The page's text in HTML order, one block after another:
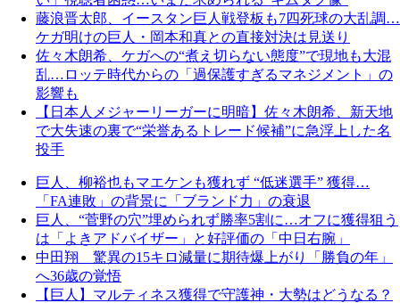
藤浪晋太郎、イースタン巨人戦登板も7四死球の大乱調…
ケガ明けの巨人・岡本和真との直接対決は見送り
佐々木朗希、ケガへの“煮え切らない態度”で現地も大混
乱…ロッテ時代からの「過保護すぎるマネジメント」の
影響も
【日本人メジャーリーガーに明暗】佐々木朗希、新天地
で大失速の裏で“栄誉あるトレード候補”に急浮上した名
投手
巨人、柳裕也もマエケンも獲れず “低迷選手” 獲得…
「FA連敗」の背景に「ブランド力」の衰退
巨人、“菅野の穴”埋められず勝率5割に…オフに獲得狙う
は「よきアドバイザー」と好評価の「中日右腕」
中田翔 驚異の15キロ減量に期待爆上がり「勝負の年」
へ36歳の覚悟
【巨人】マルティネス獲得で守護神・大勢はどうなる？